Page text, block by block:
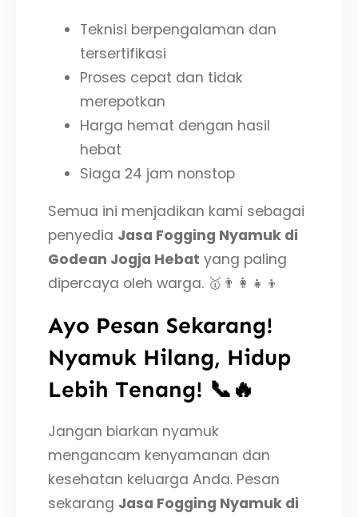
Teknisi berpengalaman dan
tersertifikasi
Proses cepat dan tidak
merepotkan
Harga hemat dengan hasil
hebat
Siaga 24 jam nonstop
Semua ini menjadikan kami sebagai
penyedia Jasa Fogging Nyamuk di
Godean Jogja Hebat yang paling
dipercaya oleh warga. 🥇👨‍👩‍👧‍👦
Ayo Pesan Sekarang!
Nyamuk Hilang, Hidup
Lebih Tenang! 📞🔥
Jangan biarkan nyamuk
mengancam kenyamanan dan
kesehatan keluarga Anda. Pesan
sekarang Jasa Fogging Nyamuk di